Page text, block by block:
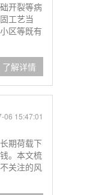
开裂等病
工艺当
区等既有
了解详情
06 15:47:01
期荷载下
。本文梳
关注的风